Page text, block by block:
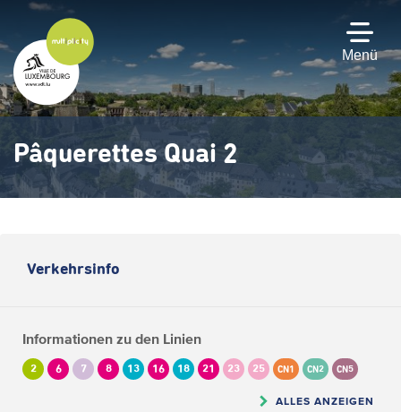
Hauptinhalt
gehen
Menü
Pâquerettes Quai 2
Verkehrsinfo
Informationen zu den Linien
2 6 7 8 13 16 18 21 23 25 CN1 CN2 CN5
ALLES ANZEIGEN